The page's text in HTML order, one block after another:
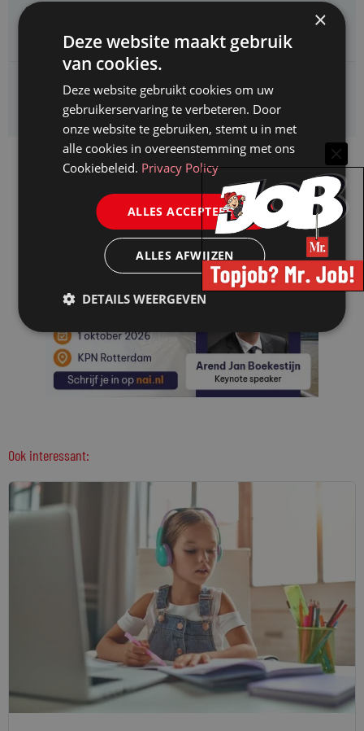
CAOP zoekt een
Kifid zoekt een
Jurist- secretaris
Ook interessant:
×
Deze website maakt gebruik
van cookies.
Deze website gebruikt cookies om uw
gebruikerservaring te verbeteren. Door
onze website te gebruiken, stemt u in met
alle cookies in overeenstemming met ons
Cookiebeleid. Privacy Policy
ALLES ACCEPTEREN
ALLES AFWIJZEN
DETAILS WEERGEVEN